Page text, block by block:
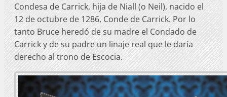
Condesa de Carrick, hija de Niall (o Neil), nacido el
12 de octubre de 1286, Conde de Carrick. Por lo
tanto Bruce heredó de su madre el Condado de
Carrick y de su padre un linaje real que le daría
derecho al trono de Escocia.